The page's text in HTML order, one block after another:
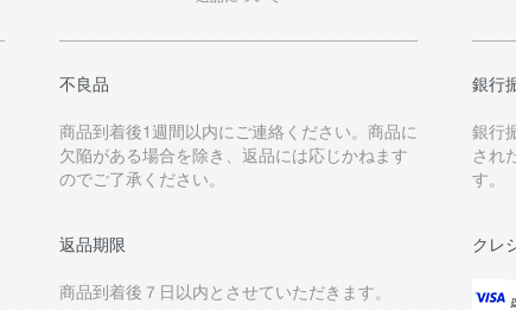
不良品
商品到着後1週間以内にご連絡ください。商品に
欠陥がある場合を除き、返品には応じかねます
のでご了承ください。
返品期限
商品到着後７日以内とさせていただきます。
銀行
銀行
され
す。
クレ